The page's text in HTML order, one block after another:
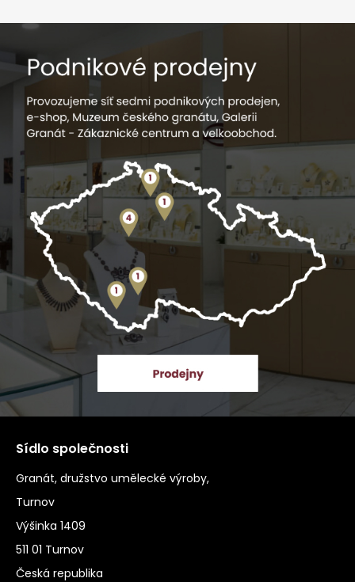
Sídlo společnosti
Granát, družstvo umělecké výroby,
Turnov
Výšinka 1409
511 01 Turnov
Česká republika